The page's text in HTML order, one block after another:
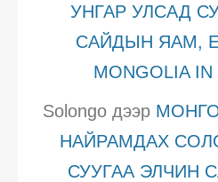
УНГАР УЛСАД
САЙДЫН ЯАМ,
MONGOLIA IN
Solongo дээр
НАЙРАМДАХ
СУУГАА ЭЛЧИН